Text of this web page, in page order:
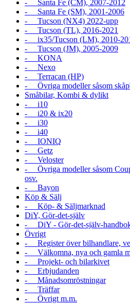
- Santa Fe (CM), 2007-2012
- Santa Fe (SM), 2001-2006
- Tucson (NX4) 2022-upp
- Tucson (TL), 2016-2021
- ix35/Tucson (LM), 2010-
- Tucson (JM), 2005-2009
- KONA
- Nexo
- Terracan (HP)
- Övriga modeller såsom
Småbilar, Kombi & dylikt
- i10
- i20 & ix20
- i30
- i40
- IONIQ
- Getz
- Veloster
- Övriga modeller såsom
osv.
- Bayon
Köp & Sälj
- Köp- & Säljmarknad
DiY, Gör-det-själv
- DiY - Gör-det-själv-
Övrigt
- Register över bilhandlare,
- Välkomna, nya och gamla
- Projekt- och bilarkivet
- Erbjudanden
- Månadsomröstningar
- Träffar
- Övrigt m.m.